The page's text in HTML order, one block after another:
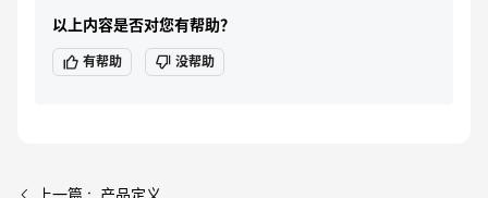
以上内容是否对您有帮助？
有帮助 没帮助
上一篇 : 产品定义